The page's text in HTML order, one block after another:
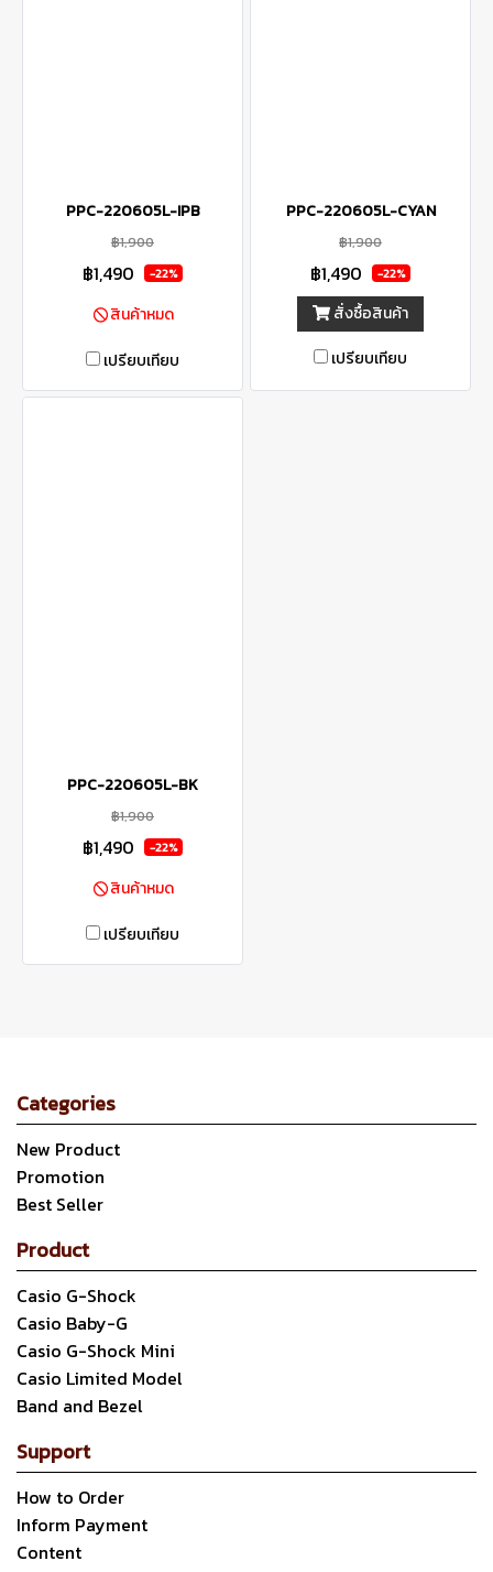
PPC-220605L-IPB
฿1,900
฿1,490 -22%
สินค้าหมด
เปรียบเทียบ
PPC-220605L-CYAN
฿1,900
฿1,490 -22%
สั่งซื้อสินค้า
เปรียบเทียบ
PPC-220605L-BK
฿1,900
฿1,490 -22%
สินค้าหมด
เปรียบเทียบ
Categories
New Product
Promotion
Best Seller
Product
Casio G-Shock
Casio Baby-G
Casio G-Shock Mini
Casio Limited Model
Band and Bezel
Support
How to Order
Inform Payment
Content